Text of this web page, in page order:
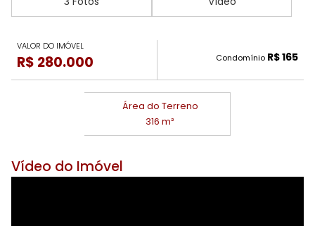
VALOR DO IMÓVEL
R$ 280.000 Condomínio R$ 165
Área do Terreno
316 m²
Vídeo do Imóvel